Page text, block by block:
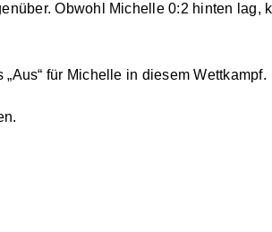
Obwohl Michelle 0:2 hinten lag,
für Michelle in diesem Wettkampf.